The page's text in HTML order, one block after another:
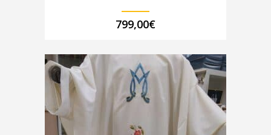
799,00€